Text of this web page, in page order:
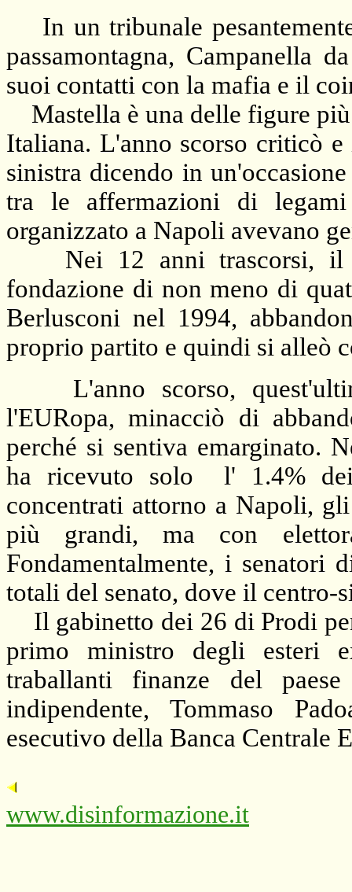
In un tribunale
passamontagna, Campanella
suoi contatti con la mafia e il
Mastella è una delle figure
Italiana. L'anno scorso criticò
sinistra dicendo in
tra le affermazioni di
organizzato a Napoli avevano
Nei 12 anni trascorsi, il
fondazione di non meno di
Berlusconi nel 1994,
proprio partito e quindi si alleò
L'anno scorso,
l'EURopa, minacciò di
perché si sentiva emarginato.
ha ricevuto solo
l' 1.4%
concentrati attorno a Napoli,
più grandi, ma con
Fondamentalmente, i senatori
totali del senato, dove il centro-
Il gabinetto dei 26 di Prodi
primo ministro degli esteri
traballanti finanze del
indipendente, Tommaso
esecutivo della Banca Centrale
www.disinformazione.it